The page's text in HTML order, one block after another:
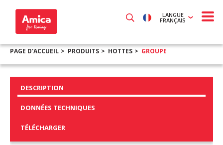
LANGUE
FRANÇAIS
PAGE D'ACCUEIL PRODUITS HOTTES GROUPE
DESCRIPTION
DONNÉES TECHNIQUES
TÉLÉCHARGER